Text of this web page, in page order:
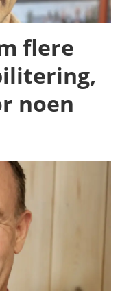
flere
noen